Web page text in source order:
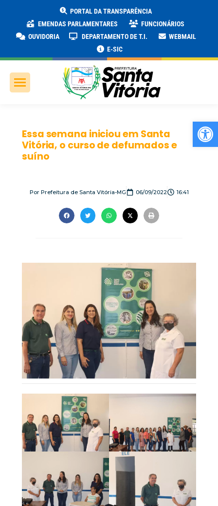
PORTAL DA TRANSPARÊNCIA
EMENDAS PARLAMENTARES
FUNCIONÁRIOS
OUVIDORIA
DEPARTAMENTO DE T.I.
WEBMAIL
E-SIC
Essa semana iniciou em Santa
Vitória, o curso de defumados e
suíno
PorPrefeitura de Santa Vitória-MG 06/09/2022 16:41